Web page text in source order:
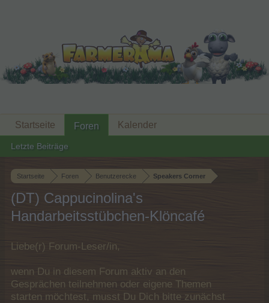
Startseite Foren Benutzerecke Speakers Corner
(DT) Cappucinolina's
Handarbeitsstübchen-Klöncafé
Liebe(r) Forum-Leser/in,
wenn Du in diesem Forum aktiv an den
Gesprächen teilnehmen oder eigene Themen
starten möchtest, musst Du Dich bitte zunächst
Startseite Foren
Letzte Beiträge
Kalender